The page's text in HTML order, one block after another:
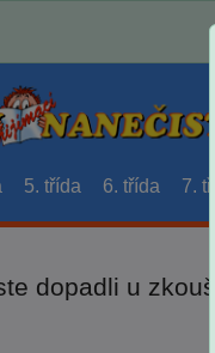
5. třída 6. třída 7.
dopadli u